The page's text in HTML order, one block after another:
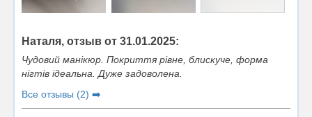
Наталя, отзыв от 31.01.2025:
Чудовий манікюр. Покриття рівне, блискуче, форма
нігтів ідеальна. Дуже задоволена.
Все отзывы (2) ➡️